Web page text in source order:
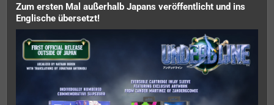
Zum ersten Mal außerhalb Japans veröffentlicht und ins
Englische übersetzt!